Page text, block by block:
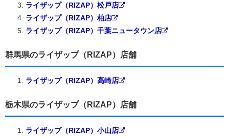
ライザップ（RIZAP）松戸店
ライザップ（RIZAP）柏店
ライザップ（RIZAP）千葉ニュータウン店
群馬県のライザップ（RIZAP）店舗
ライザップ（RIZAP）高崎店
栃木県のライザップ（RIZAP）店舗
ライザップ（RIZAP）小山店